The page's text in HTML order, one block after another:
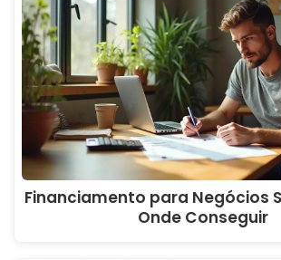
Financiamento para Negócios
Onde Conseguir